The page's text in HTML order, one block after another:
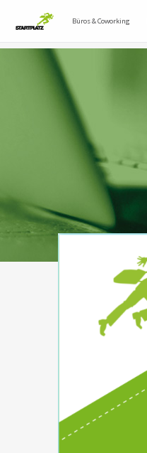
Büros & Coworking